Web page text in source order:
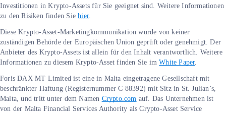
Investitionen in Krypto-Assets für Sie geeignet sind. Weitere Informationen
zu den Risiken finden Siehier.
Diese Krypto-Asset-Marketingkommunikation wurde von keiner
zuständigen Behörde der Europäischen Union geprüft oder genehmigt. Der
Anbieter des Krypto-Assets ist allein für den Inhalt verantwortlich. Weitere
Informationen zu diesem Krypto-Asset finden Sie imWhite Paper.
Foris DAX MT Limited ist eine in Malta eingetragene Gesellschaft mit
beschränkter Haftung (Registernummer C 88392) mit Sitz in St. Julian’s,
Malta, und tritt unter dem Namen Crypto.com auf. Das Unternehmen ist
von der Malta Financial Services Authority als Crypto-Asset Service